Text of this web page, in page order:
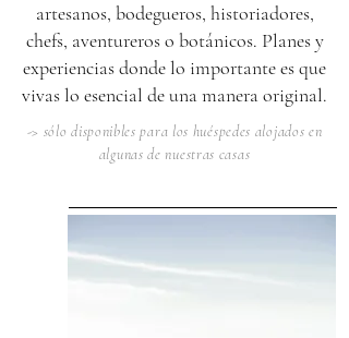
artesanos, bodegueros, historiadores,
chefs, aventureros o botánicos. Planes y
experiencias donde lo importante es que
vivas lo esencial de una manera original.
-> sólo disponibles para los huéspedes alojados en
algunas de nuestras casas